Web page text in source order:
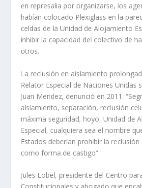
en represalia por organizarse, los
habían colocado Plexiglass en la
celdas de la Unidad de Alojamiento
inhibir la capacidad del colectivo de
otros.
La reclusión en aislamiento
Relator Especial de Naciones Unidas
Juan Mendez, denunció en 2011:
aislamiento, separación, reclusión
máxima seguridad, hoyo, Unidad de
Especial, cualquiera sea el nombre
Estados deberían prohibir la
como forma de castigo”.
Jules Lobel, presidente del Centro